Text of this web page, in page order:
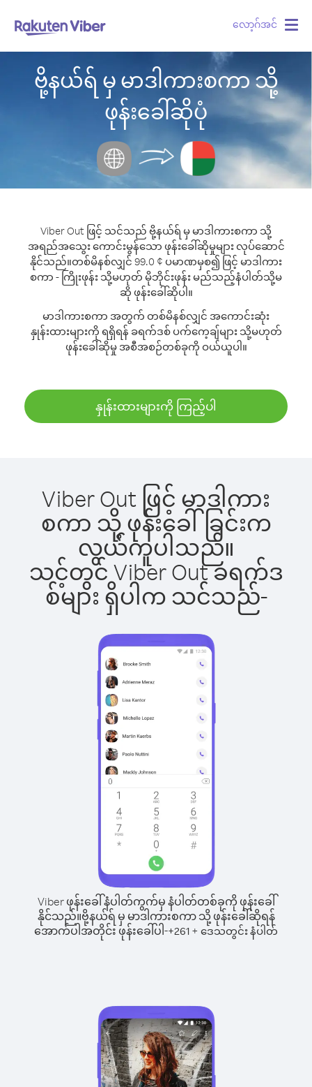
လော့ဂ်အင်
ဗို့နယ်ရ် မှ မာဒါကားစကာ သို့
ဖုန်းခေါ်ဆိုပုံ
Viber Out ဖြင့် သင်သည် ဗို့နယ်ရ် မှ မာဒါကားစကာ သို့
အရည်အသွေး ကောင်းမွန်သော ဖုန်းခေါ်ဆိုမှုများ လုပ်ဆောင်
နိုင်သည်။တစ်မိနစ်လျှင် 99.0 ¢ ပမာဏမှစ၍ ဖြင့် မာဒါကား
စကာ - ကြိုးဖုန်း သို့မဟုတ် မိုဘိုင်းဖုန်း မည်သည့်နံပါတ်သို့မ
ဆို ဖုန်းခေါ်ဆိုပါ။
မာဒါကားစကာ အတွက် တစ်မိနစ်လျှင် အကောင်းဆုံး
နှုန်းထားများကို ရရှိရန် ခရက်ဒစ် ပက်ကေ့ချ်များ သို့မဟုတ်
ဖုန်းခေါ်ဆိုမှု အစီအစဉ်တစ်ခုကို ဝယ်ယူပါ။
နှုန်းထားများကို ကြည့်ပါ
Viber Out ဖြင့် မာဒါကား
စကာ သို့ ဖုန်းခေါ်ခြင်းက
လွယ်ကူပါသည်။
သင့်တွင် Viber Out ခရက်ဒ
စ်များ ရှိပါက သင်သည်-
Viber ဖုန်းခေါ်နံပါတ်ကွက်မှ နံပါတ်တစ်ခုကို ဖုန်းခေါ်
နိုင်သည်။ဗို့နယ်ရ် မှ မာဒါကားစကာ သို့ ဖုန်းခေါ်ဆိုရန်
အောက်ပါအတိုင်း ဖုန်းခေါ်ပါ-+261 + ဒေသတွင်း နံပါတ်